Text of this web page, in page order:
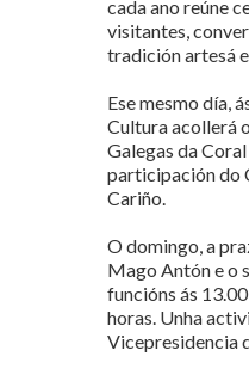
cada ano reúne
visitantes,
tradición artesá
Ese mesmo día,
Cultura acollerá
Galegas da
participación do
Cariño.
O domingo, a
Mago Antón e o
funcións ás
horas. Unha
Vicepresidencia